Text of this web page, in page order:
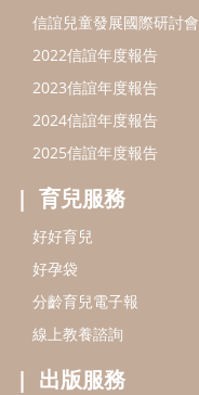
信誼兒童發展國際研討會
2022信誼年度報告
2023信誼年度報告
2024信誼年度報告
2025信誼年度報告
育兒服務
好好育兒
好孕袋
分齡育兒電子報
線上教養諮詢
出版服務